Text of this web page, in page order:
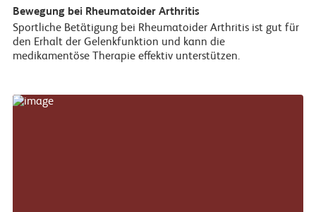
Bewegung bei Rheumatoider Arthritis
Sportliche Betätigung bei Rheumatoider Arthritis ist gut für
den Erhalt der Gelenkfunktion und kann die
medikamentöse Therapie effektiv unterstützen.